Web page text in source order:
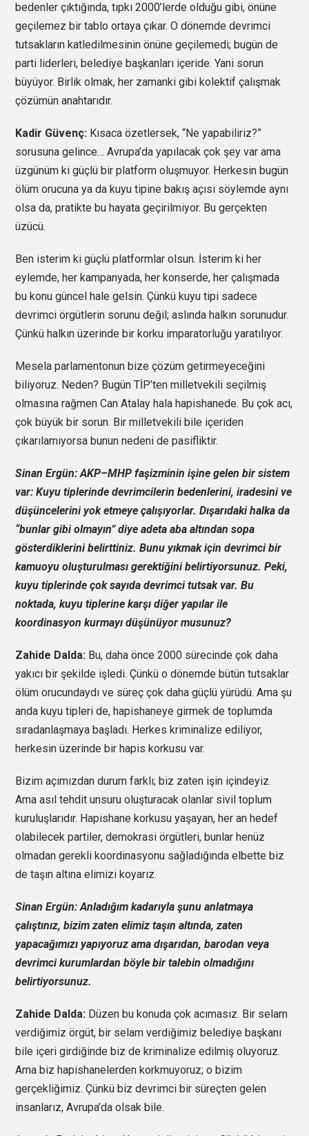
bedenler çıktığında, tıpkı 2000’lerde olduğu gibi, önüne
geçilemez bir tablo ortaya çıkar. O dönemde devrimci
tutsakların katledilmesinin önüne geçilemedi; bugün de
parti liderleri, belediye başkanları içeride. Yani sorun
büyüyor. Birlik olmak, her zamanki gibi kolektif çalışmak
çözümün anahtarıdır.
Kadir Güvenç: Kısaca özetlersek, “Ne yapabiliriz?”
sorusuna gelince… Avrupa’da yapılacak çok şey var ama
üzgünüm ki güçlü bir platform oluşmuyor. Herkesin bugün
ölüm orucuna ya da kuyu tipine bakış açısı söylemde aynı
olsa da, pratikte bu hayata geçirilmiyor. Bu gerçekten
üzücü.
Ben isterim ki güçlü platformlar olsun. İsterim ki her
eylemde, her kampanyada, her konserde, her çalışmada
bu konu güncel hale gelsin. Çünkü kuyu tipi sadece
devrimci örgütlerin sorunu değil; aslında halkın sorunudur.
Çünkü halkın üzerinde bir korku imparatorluğu yaratılıyor.
Mesela parlamentonun bize çözüm getirmeyeceğini
biliyoruz. Neden? Bugün TİP’ten milletvekili seçilmiş
olmasına rağmen Can Atalay hala hapishanede. Bu çok acı,
çok büyük bir sorun. Bir milletvekili bile içeriden
çıkarılamıyorsa bunun nedeni de pasifliktir.
Sinan Ergün: AKP–MHP faşizminin işine gelen bir sistem
var: Kuyu tiplerinde devrimcilerin bedenlerini, iradesini ve
düşüncelerini yok etmeye çalışıyorlar. Dışarıdaki halka da
“bunlar gibi olmayın” diye adeta aba altından sopa
gösterdiklerini belirttiniz. Bunu yıkmak için devrimci bir
kamuoyu oluşturulması gerektiğini belirtiyorsunuz. Peki,
kuyu tiplerinde çok sayıda devrimci tutsak var. Bu
noktada, kuyu tiplerine karşı diğer yapılar ile
koordinasyon kurmayı düşünüyor musunuz?
Zahide Dalda: Bu, daha önce 2000 sürecinde çok daha
yakıcı bir şekilde işledi. Çünkü o dönemde bütün tutsaklar
ölüm orucundaydı ve süreç çok daha güçlü yürüdü. Ama şu
anda kuyu tipleri de, hapishaneye girmek de toplumda
sıradanlaşmaya başladı. Herkes kriminalize ediliyor,
herkesin üzerinde bir hapis korkusu var.
Bizim açımızdan durum farklı; biz zaten işin içindeyiz.
Ama asıl tehdit unsuru oluşturacak olanlar sivil toplum
kuruluşlarıdır. Hapishane korkusu yaşayan, her an hedef
olabilecek partiler, demokrasi örgütleri, bunlar henüz
olmadan gerekli koordinasyonu sağladığında elbette biz
de taşın altına elimizi koyarız.
Sinan Ergün: Anladığım kadarıyla şunu anlatmaya
çalıştınız, bizim zaten elimiz taşın altında, zaten
yapacağımızı yapıyoruz ama dışarıdan, barodan veya
devrimci kurumlardan böyle bir talebin olmadığını
belirtiyorsunuz.
Zahide Dalda: Düzen bu konuda çok acımasız. Bir selam
verdiğimiz örgüt, bir selam verdiğimiz belediye başkanı
bile içeri girdiğinde biz de kriminalize edilmiş oluyoruz.
Ama biz hapishanelerden korkmuyoruz; o bizim
gerçekliğimiz. Çünkü biz devrimci bir süreçten gelen
insanlarız, Avrupa’da olsak bile.